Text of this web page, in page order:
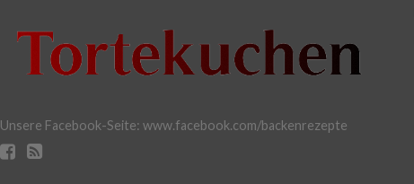
Unsere Facebook-Seite: www.facebook.com/backenrezepte